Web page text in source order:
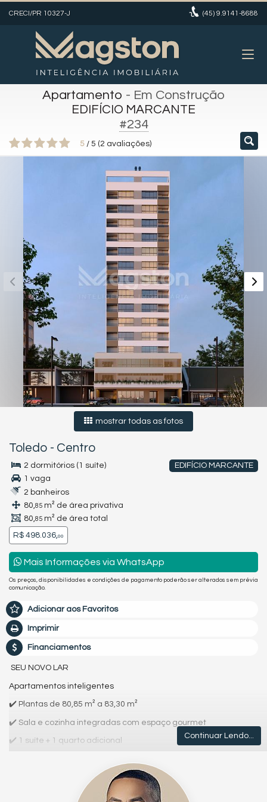
CRECI/PR 10327-J (45) 9.9141-8688
Apartamento - Em Construção
EDIFÍCIO MARCANTE
#234
5 / 5 (2 avaliações)
mostrar todas as fotos
Toledo - Centro
EDIFÍCIO MARCANTE
2 dormitórios (1 suíte)
1 vaga
2 banheiros
80,85 m² de área privativa
80,85 m² de área total
R$ 498.036,00
Mais Informações via WhatsApp
Os preços, disponibilidades e condições de pagamento poderão ser alterados sem prévia
comunicação.
Adicionar aos Favoritos
Imprimir
Financiamentos
SEU NOVO LAR
Apartamentos inteligentes
✔️ Plantas de 80,85 m² a 83,30 m²
✔️ Sala e cozinha integradas com espaço gourmet
✔️ 1 suíte + 1 quarto adicional
✔️ 1 vaga de garagem
Privacidade e exclusividade
Continuar Lendo...